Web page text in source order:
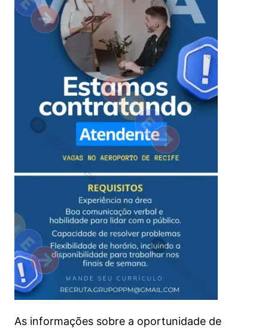
As informações sobre a oportunidade de